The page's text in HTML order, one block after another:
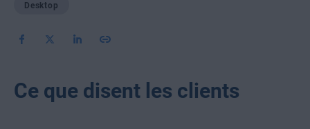
Desktop
Ce que disent les clients